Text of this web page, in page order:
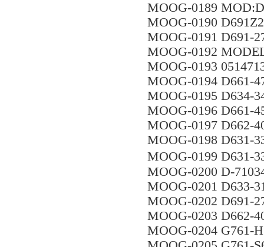
MOOG-0189
MOOG-0190
MOOG-0191 D691-
MOOG-0192
MOOG-0193
MOOG-0194 D661-
MOOG-0195 D634-
MOOG-0196 D661-
MOOG-0197 D662-
MOOG-0198 D631-
MOOG-0199 D631-
MOOG-0200 D-
MOOG-0201 D633-
MOOG-0202 D691-
MOOG-0203 D662-
MOOG-0204 G761-